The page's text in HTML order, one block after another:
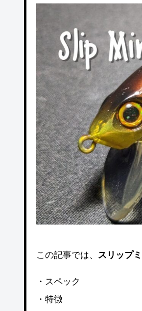
この記事では、 スリップ
・スペック
・特徴